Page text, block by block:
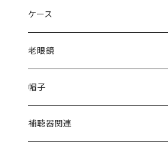
gucci グッチ
VivienneWestwood ヴィヴィアン
PAGE BOY ページボーイ
フルラ FURLA
Ray-Ban レイバン
gucci グッチ
VivienneWestwood ヴィヴィアン
FURLA フルラ
ケース
老眼鏡
エッシェンバッハ Eschenbach
PORSCHE DESIGN ポルシェデザイン
帽子
補聴器関連